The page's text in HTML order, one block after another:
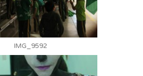
IMG_9592